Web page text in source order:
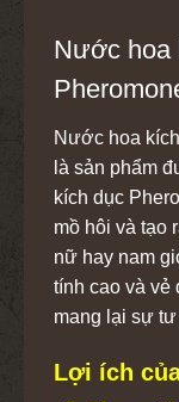
Nước hoa
Nước hoa
là sản phẩm
kích dục
mồ hôi và tạo
nữ hay nam
tính cao và vẻ
mang lại sự
Lợi ích